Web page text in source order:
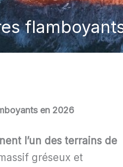
en 2026
l’un des terrains de
gréseux et